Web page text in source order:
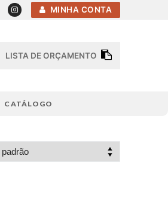
MINHA CONTA
LISTA DE ORÇAMENTO
CATÁLOGO